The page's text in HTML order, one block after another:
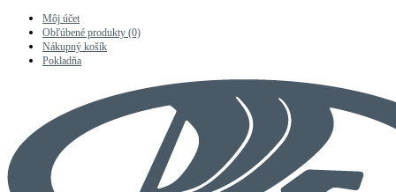
Môj účet
Obľúbené produkty (0)
Nákupný košík
Pokladňa